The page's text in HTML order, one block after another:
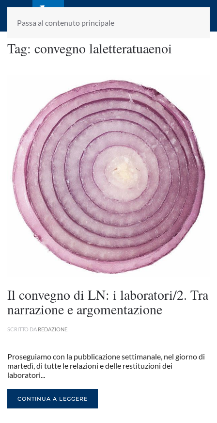
Passa al contenuto principale
laletteraturaenoi.it
fondato da Romano Luperini
Tag: convegno laletteratuaenoi
Il convegno di LN: i laboratori/2. Tra
narrazione e argomentazione
SCRITTO DA REDAZIONE
Proseguiamo con la pubblicazione settimanale, nel giorno di
martedì, di tutte le relazioni e delle restituzioni dei
laboratori...
CONTINUA A LEGGERE